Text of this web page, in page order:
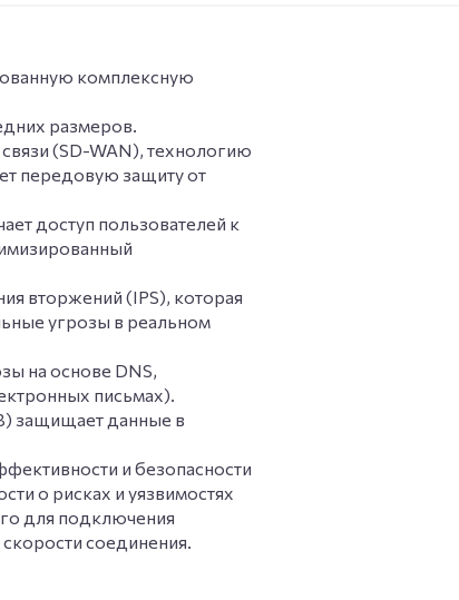
комплексную
размеров.
(SD-WAN), технологию
передовую защиту от
доступ пользователей к
вторжений (IPS), которая
угрозы в реальном
на основе DNS,
письмах).
защищает данные в
и безопасности
о рисках и уязвимостях
для подключения
соединения.